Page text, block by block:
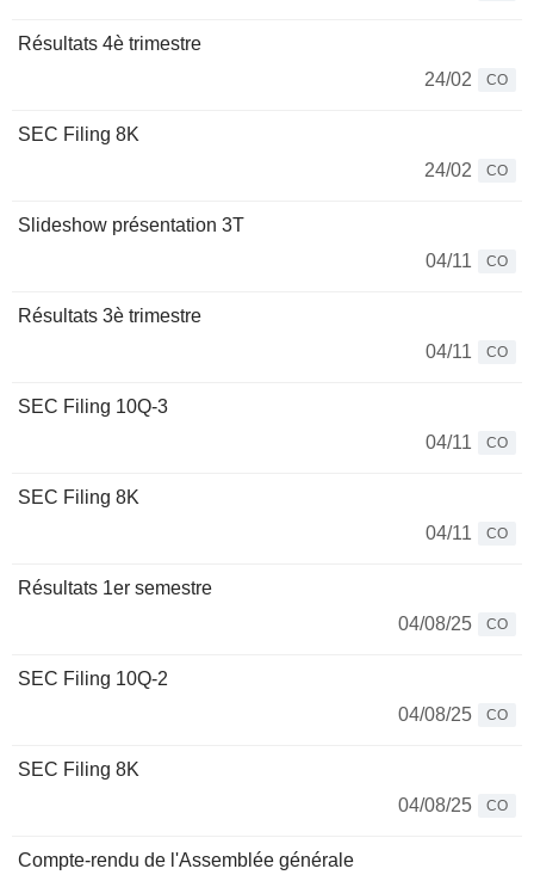
Résultats 4è trimestre
24/02
CO
SEC Filing 8K
24/02
CO
Slideshow présentation 3T
04/11
CO
Résultats 3è trimestre
04/11
CO
SEC Filing 10Q-3
04/11
CO
SEC Filing 8K
04/11
CO
Résultats 1er semestre
04/08/25
CO
SEC Filing 10Q-2
04/08/25
CO
SEC Filing 8K
04/08/25
CO
Compte-rendu de l'Assemblée générale